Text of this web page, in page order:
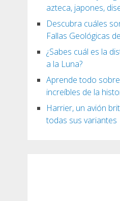
azteca, japones,
Descubra cuáles
Fallas Geológicas
¿Sabes cuál es la
a la Luna?
Aprende todo
increíbles de la
Harrier, un avión
todas sus variantes